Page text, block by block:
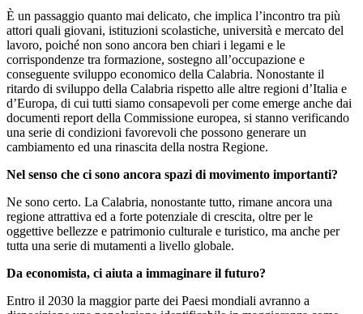
È un passaggio quanto mai delicato, che implica l’incontro tra più
attori quali giovani, istituzioni scolastiche, università e mercato del
lavoro, poiché non sono ancora ben chiari i legami e le
corrispondenze tra formazione, sostegno all’occupazione e
conseguente sviluppo economico della Calabria. Nonostante il
ritardo di sviluppo della Calabria rispetto alle altre regioni d’Italia e
d’Europa, di cui tutti siamo consapevoli per come emerge anche dai
documenti report della Commissione europea, si stanno verificando
una serie di condizioni favorevoli che possono generare un
cambiamento ed una rinascita della nostra Regione.
Nel senso che ci sono ancora spazi di movimento importanti?
Ne sono certo. La Calabria, nonostante tutto, rimane ancora una
regione attrattiva ed a forte potenziale di crescita, oltre per le
oggettive bellezze e patrimonio culturale e turistico, ma anche per
tutta una serie di mutamenti a livello globale.
Da economista, ci aiuta a immaginare il futuro?
Entro il 2030 la maggior parte dei Paesi mondiali avranno a